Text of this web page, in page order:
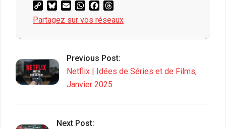
Copy
Link
Bluesky
Email WhatsAppFacebook
Partagez sur vos réseaux
2025-
14
Previous Post:
Netflix | Idées de Séries et de Films,
Janvier 2025
Next Post: